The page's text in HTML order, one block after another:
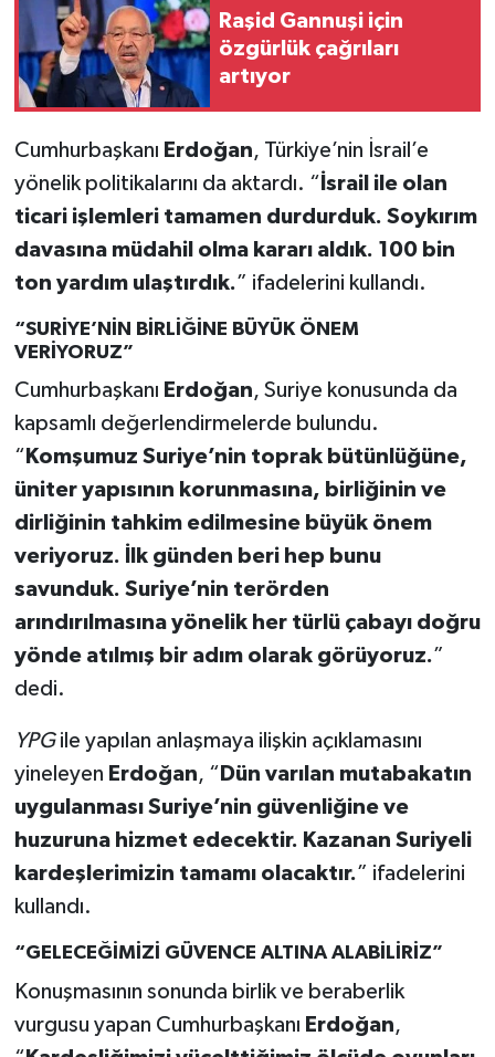
Raşid Gannuşi için
özgürlük çağrıları
artıyor
Cumhurbaşkanı Erdoğan, Türkiye’nin İsrail’e
yönelik politikalarını da aktardı. “ İsrail ile olan
ticari işlemleri tamamen durdurduk. Soykırım
davasına müdahil olma kararı aldık. 100 bin
ton yardım ulaştırdık.” ifadelerini kullandı.
“SURİYE’NİN BİRLİĞİNE BÜYÜK ÖNEM
VERİYORUZ”
Cumhurbaşkanı Erdoğan, Suriye konusunda da
kapsamlı değerlendirmelerde bulundu.
“ Komşumuz Suriye’nin toprak bütünlüğüne,
üniter yapısının korunmasına, birliğinin ve
dirliğinin tahkim edilmesine büyük önem
veriyoruz. İlk günden beri hep bunu
savunduk. Suriye’nin terörden
arındırılmasına yönelik her türlü çabayı doğru
yönde atılmış bir adım olarak görüyoruz.”
dedi.
YPGile yapılan anlaşmaya ilişkin açıklamasını
yineleyen Erdoğan, “ Dün varılan mutabakatın
uygulanması Suriye’nin güvenliğine ve
huzuruna hizmet edecektir. Kazanan Suriyeli
kardeşlerimizin tamamı olacaktır.” ifadelerini
kullandı.
“GELECEĞİMİZİ GÜVENCE ALTINA ALABİLİRİZ”
Konuşmasının sonunda birlik ve beraberlik
vurgusu yapan Cumhurbaşkanı Erdoğan,